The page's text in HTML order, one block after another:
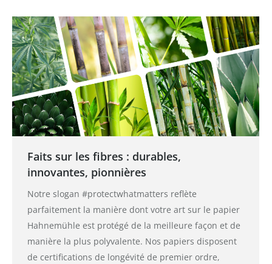
Faits sur les fibres : durables,
innovantes, pionnières
Notre slogan #protectwhatmatters reflète
parfaitement la manière dont votre art sur le papier
Hahnemühle est protégé de la meilleure façon et de
manière la plus polyvalente. Nos papiers disposent
de certifications de longévité de premier ordre,